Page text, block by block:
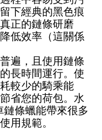
下經典的黑色痕
正的鏈條研磨
低效率（這關係
遍，且使用鏈條
長時間運行。使
較少的騎乘能
省您的荷包。水
條蠟能帶來很多
用規範。